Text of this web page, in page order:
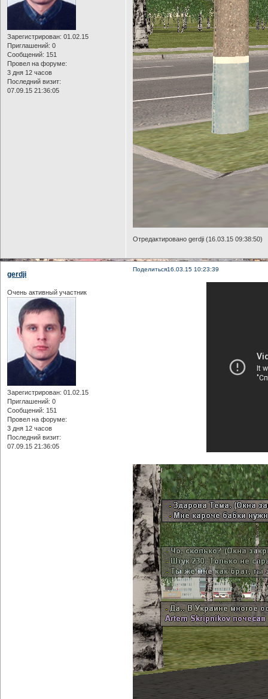
Зарегистрирован: 01.02.15
Приглашений: 0
Сообщений: 151
Провел на форуме:
3 дня 12 часов
Последний визит:
07.09.15 21:36:05
Отредактировано gerdji (16.03.15 09:38:50)
Поделиться16.03.15 10:23:39
gerdji
Очень активный участник
Зарегистрирован: 01.02.15
Приглашений: 0
Сообщений: 151
Провел на форуме:
3 дня 12 часов
Последний визит:
07.09.15 21:36:05